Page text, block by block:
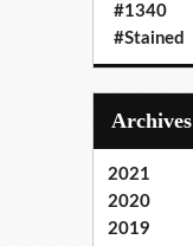
#1340
#Stained
Archives
2021
2020
2019